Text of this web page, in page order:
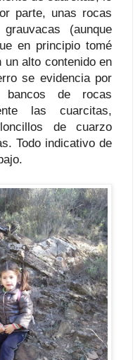
parte, unas rocas
(aunque
en principio tomé
alto contenido en
se evidencia por
de rocas
las cuarcitas,
de cuarzo
Todo indicativo de